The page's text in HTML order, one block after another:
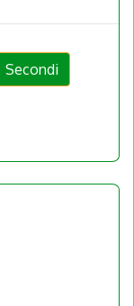
Secondi